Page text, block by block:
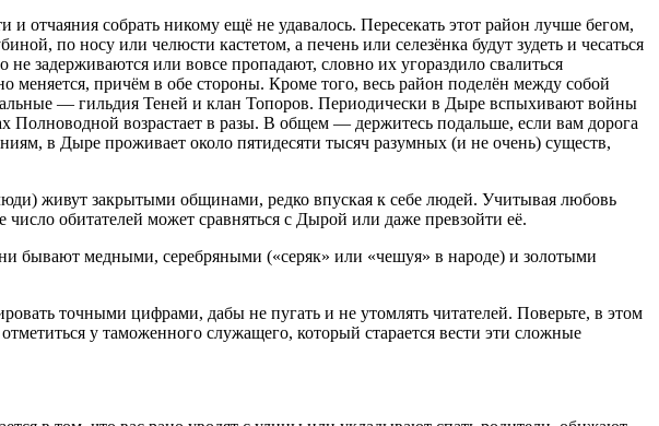
отчаяния собрать никому ещё не удавалось. Пересекать этот район лучше бегом,
по носу или челюсти кастетом, а печень или селезёнка будут зудеть и чесаться
задерживаются или вовсе пропадают, словно их угораздило свалиться
причём в обе стороны. Кроме того, весь район поделён между собой
— гильдия Теней и клан Топоров. Периодически в Дыре вспыхивают войны
возрастает в разы. В общем — держитесь подальше, если вам дорога
в Дыре проживает около пятидесяти тысяч разумных (и не очень) существ,
живут закрытыми общинами, редко впуская к себе людей. Учитывая любовь
обитателей может сравняться с Дырой или даже превзойти её.
бывают медными, серебряными («серяк» или «чешуя» в народе) и золотыми
точными цифрами, дабы не пугать и не утомлять читателей. Поверьте, в этом
у таможенного служащего, который старается вести эти сложные